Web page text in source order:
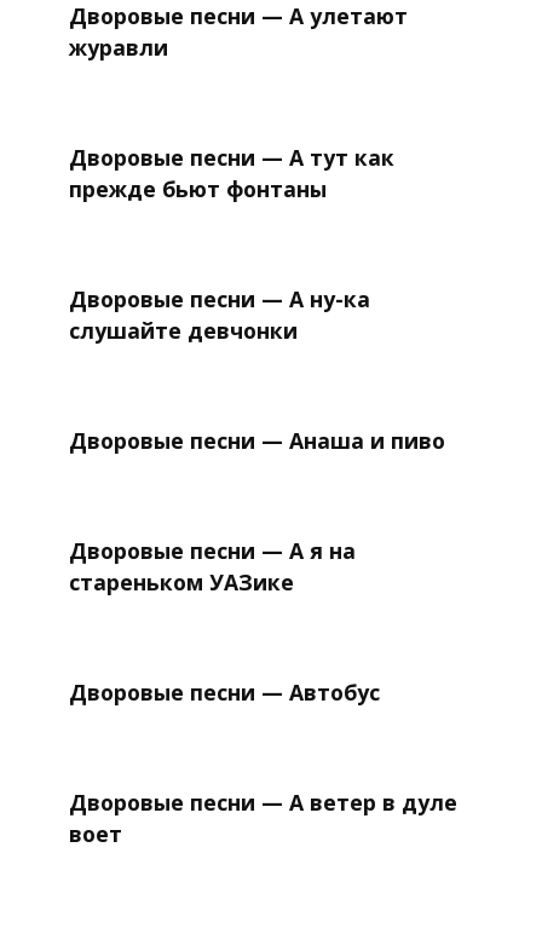
Дворовые песни — А улетают
журавли
Дворовые песни — А тут как
прежде бьют фонтаны
Дворовые песни — А ну-ка
слушайте девчонки
Дворовые песни — Анаша и пиво
Дворовые песни — А я на
стареньком УАЗике
Дворовые песни — Автобус
Дворовые песни — А ветер в дуле
воет